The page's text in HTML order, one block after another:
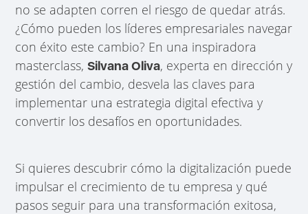
no se adapten corren el riesgo de quedar atrás.
¿Cómo pueden los líderes empresariales navegar
con éxito este cambio? En una inspiradora
masterclass,Silvana Oliva, experta en dirección y
gestión del cambio, desvela las claves para
implementar una estrategia digital efectiva y
convertir los desafíos en oportunidades.
Si quieres descubrir cómo la digitalización puede
impulsar el crecimiento de tu empresa y qué
pasos seguir para una transformación exitosa,